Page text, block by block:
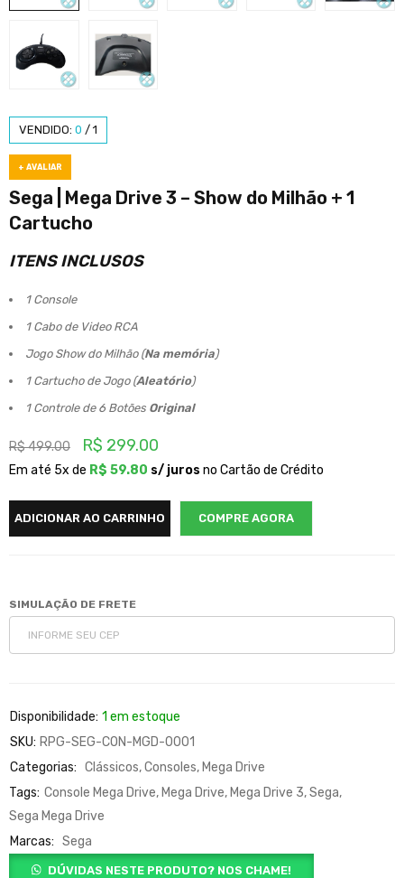
VENDIDO: 0 / 1
+ AVALIAR
Sega | Mega Drive 3 – Show do Milhão + 1
Cartucho
ITENS INCLUSOS
1 Console
1 Cabo de Video RCA
Jogo Show do Milhão (Na memória)
1 Cartucho de Jogo (Aleatório)
1 Controle de 6 Botões Original
R$499.00 R$ 299.00
Em até 5x de R$ 59.80 s/ juros no Cartão de Crédito
ADICIONAR AO CARRINHO COMPRE AGORA
SIMULAÇÃO DE FRETE
Disponibilidade: 1 em estoque
SKU: RPG-SEG-CON-MGD-0001
Categorias: Clássicos,Consoles, Mega Drive
Tags: Console Mega Drive, Mega Drive, Mega Drive 3,Sega,
Sega Mega Drive
Marcas: Sega
DÚVIDAS NESTE PRODUTO? NOS CHAME!